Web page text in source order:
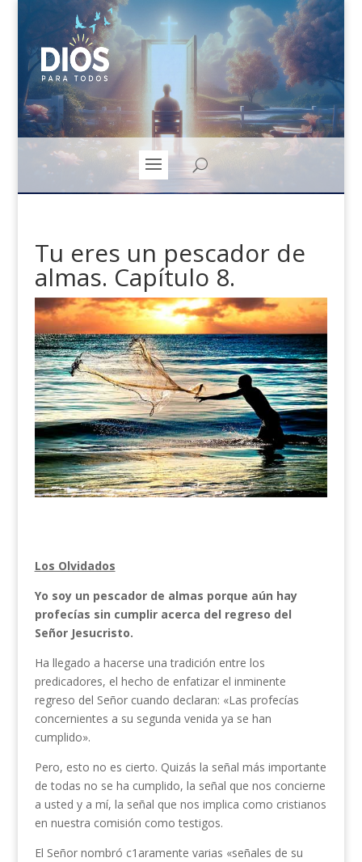
Tu eres un pescador de
almas. Capítulo 8.
Los Olvidados
Yo soy un pescador de almas porque aún hay
profecías sin cumplir acerca del regreso del
Señor Jesucristo.
Ha llegado a hacerse una tradición entre los
predicadores, el hecho de enfatizar el inminente
regreso del Señor cuando declaran: «Las profecías
concernientes a su segunda venida ya se han
cumplido».
Pero, esto no es cierto. Quizás la señal más importante
de todas no se ha cumplido, la señal que nos concierne
a usted y a mí, la señal que nos implica como cristianos
en nuestra comisión como testigos.
El Señor nombró c1aramente varias «señales de su